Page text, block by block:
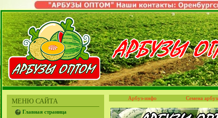
МЕНЮ САЙТА
Главная страница
Арбуз-инфо Семена